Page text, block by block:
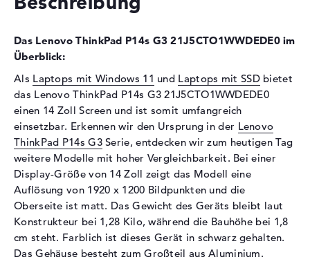
Display-Typ
14" TFT
Max. Auflösung
Auflösungstyp
WUXGA
Besonderheiten
Display, matt, LED-
Hintergrundbeleuchtung, IPS
Panel
Audio
Soundkarte
Realtek ALC3287
Webcam
Sensorauflösung
0,9 MP
Eingabegeräte
Das Lenovo ThinkPad P14s G3 21J5CTO1WWDEDE0 im
Überblick:
Als Laptops mit Windows 11 und Laptops mit SSDbietet
das Lenovo ThinkPad P14s G3 21J5CTO1WWDEDE0
einen 14 Zoll Screen und ist somit umfangreich
einsetzbar. Erkennen wir den Ursprung in der Lenovo
ThinkPad P14s G3Serie, entdecken wir zum heutigen Tag
weitere Modelle mit hoher Vergleichbarkeit. Bei einer
Display-Größe von 14 Zoll zeigt das Modell eine
Auflösung von 1920 x 1200 Bildpunkten und die
Oberseite ist matt. Das Gewicht des Geräts bleibt laut
Konstrukteur bei 1,28 Kilo, während die Bauhöhe bei 1,8
cm steht. Farblich ist dieses Gerät in schwarz gehalten.
Das Gehäuse besteht zum Großteil aus Aluminium.